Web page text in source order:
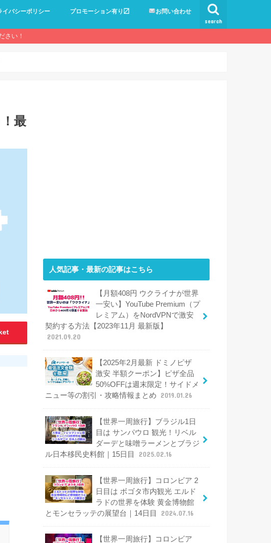
search
イバシーポリシー プロモーション有り〼 お問い合わせ
さい！
最
人気記事・最新の記事はこちら
【月額408円 ウクライナが世界
一安い】YouTube Premium（プ
レミアム）をNordVPNで激安
契約する方法【2023年11月 最新版】
2021.09.20
【2025年2月最新 ドミノピザ
激安 半額クーポン】ピザ全品
50%OFFは週末限定！サイドメ
ニュー等の割引・攻略情報まとめ
2019.01.26
【世界一周旅行】ブラジル1日
目は サンパウロ 観光！リベル
ダーデと味噌ラーメンとブラジ
ル日本移民史料館｜15日目
2025.02.16
【世界一周旅行】コロンビア 2
日目は ボゴタ市内観光 エルド
ラドの世界を体験 黄金博物館
とモンセラッテの展望台｜14日目
2024.07.16
【世界一周旅行】コロンビア